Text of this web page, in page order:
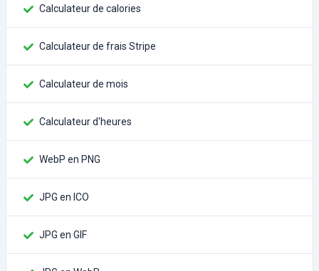
Calculateur de calories
Calculateur de frais Stripe
Calculateur de mois
Calculateur d'heures
WebP en PNG
JPG en ICO
JPG en GIF